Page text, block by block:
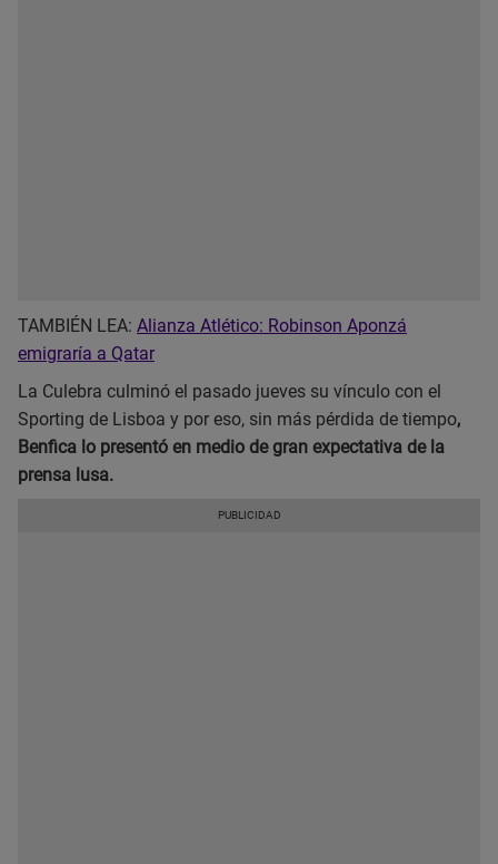
TAMBIÉN LEA: Alianza Atlético: Robinson Aponzá
emigraría a Qatar
La Culebra culminó el pasado jueves su vínculo con el
Sporting de Lisboa y por eso, sin más pérdida de tiempo,
Benfica lo presentó en medio de gran expectativa de la
prensa lusa.